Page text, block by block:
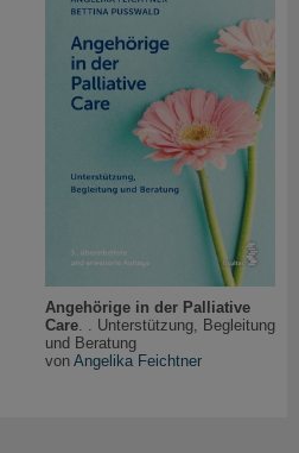
Angehörige in der Palliative
Care . . Unterstützung, Begleitung
und Beratung
von Angelika Feichtner